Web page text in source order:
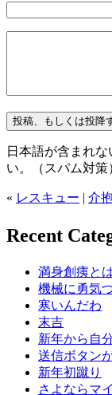
日本語が含まれ
い。（スパム対策
« レスキュー | 介
Recent
満身創痍と
機械に勇気
寒いんだわ
末吉
新年から自
送信ボタン
新年初蹴り
さよならマ